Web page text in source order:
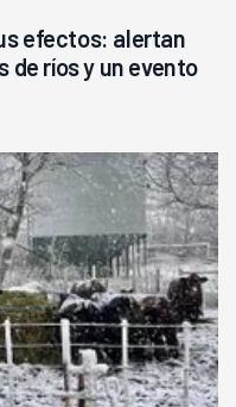
efectos: alertan
de ríos y un evento